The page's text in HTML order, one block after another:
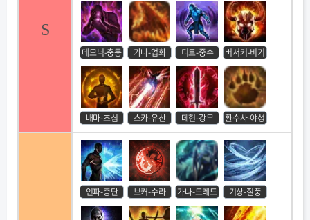
S
데모닉-충동 가나-업화 디트-중수 버서커-비기
배마-초심 스카-유산 데헌-강무 환수사-야성
인파-충단 브커-수라 가나-드레드 기상-질풍